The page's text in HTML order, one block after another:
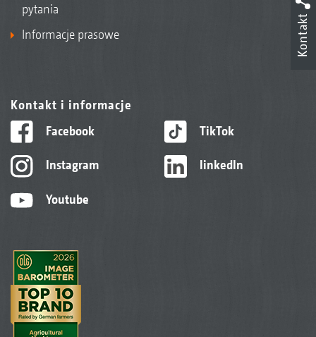
pytania
Informacje prasowe
Kontakt i informacje
Facebook
Instagram
Youtube
TikTok
linkedIn
Kontakt